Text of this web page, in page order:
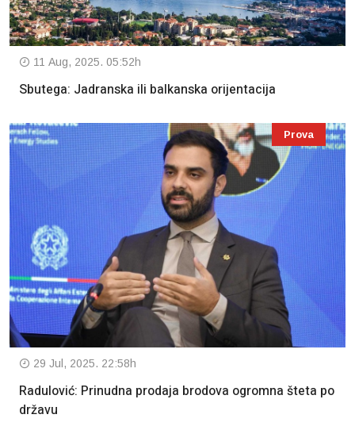
11 Aug, 2025. 05:52h
Sbutega: Jadranska ili balkanska orijentacija
Prova
29 Jul, 2025. 22:58h
Radulović: Prinudna prodaja brodova ogromna šteta po
državu